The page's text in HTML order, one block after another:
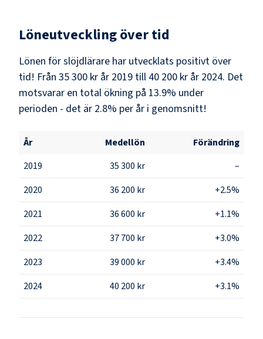
Löneutveckling över tid
Lönen för slöjdlärare har utvecklats positivt över
tid! Från 35 300 kr år 2019 till 40 200 kr år 2024. Det
motsvarar en total ökning på 13.9% under
perioden - det är 2.8% per år i genomsnitt!
År Medellön
Förändring
2019
35 300 kr
–
2020
36 200 kr
+2.5%
2021
36 600 kr
+1.1%
2022
37 700 kr
+3.0%
2023
39 000 kr
+3.4%
2024
40 200 kr +3.1%